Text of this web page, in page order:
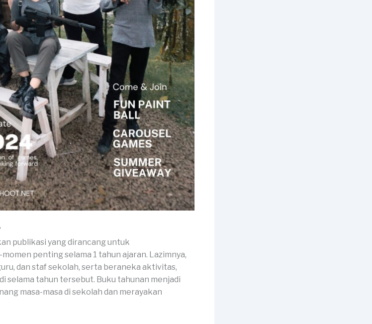
publikasi yang dirancang untuk
penting selama 1 tahun ajaran. Lazimnya,
dan staf sekolah, serta beraneka aktivitas,
selama tahun tersebut. Buku tahunan menjadi
masa-masa di sekolah dan merayakan